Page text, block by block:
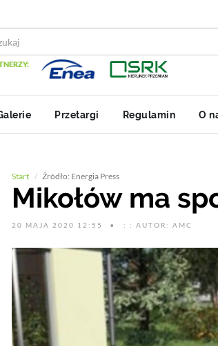
Przetargi Regulamin O
Start Źródło: Energia Press
Mikołów ma
20 MAJA 2020 12:55 : : AUTOR: AMC